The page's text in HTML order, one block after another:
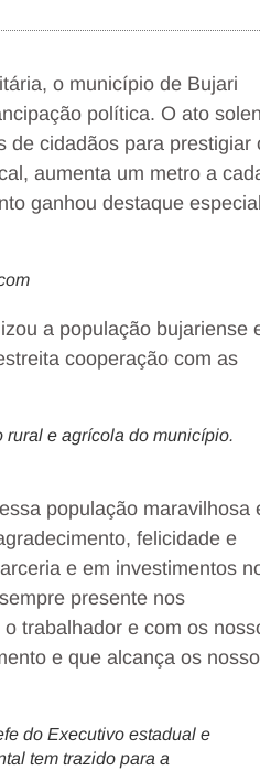
o município de Bujari
política. O ato
de cidadãos para prestigiar
aumenta um metro a
ganhou destaque especial
a população bujariense
cooperação com as
e agrícola do município.
população maravilhosa
felicidade e
e em investimentos
presente nos
trabalhador e com os
e que alcança os
do Executivo estadual e
tem trazido para a